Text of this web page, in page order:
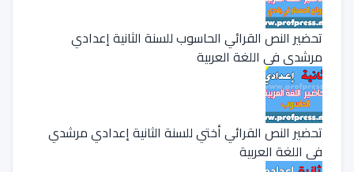
تحضير النص القرائي الحاسوب للسنة الثانية إعدادي
مرشدي في اللغة العربية
تحضير النص القرائي أختي للسنة الثانية إعدادي مرشدي
في اللغة العربية